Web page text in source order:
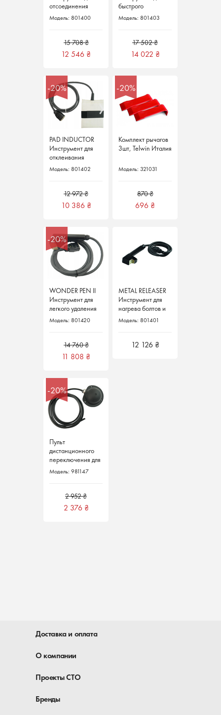
отсоединения
стекла с помощью
Telwin Италия
Модель: 801400
15 708 ₴
12 546 ₴
быстрого
демонтажа стекла
Telwin Италия
Модель: 801403
17 502 ₴
14 022 ₴
-20%
PAD INDUCTOR
Инструмент для
отклеивания
клееных
INDUCTOR 5000
Telwin Италия
Модель: 801402
12 972 ₴
10 386 ₴
-20%
Комплект рычагов
3шт, Telwin Италия
Модель: 321031
870 ₴
696 ₴
-20%
WONDER PEN II
Инструмент для
легкого удаления
вмятин при
Telwin Италия
Модель: 801420
14 760 ₴
11 808 ₴
METAL RELEASER
Инструмент для
нагрева болтов и
гаек при помощи
Telwin Италия
Модель: 801401
12 126 ₴
-20%
Пульт
дистанционного
переключения для
SMART
Модель: 981147
2 952 ₴
2 376 ₴
Доставка и оплата
О компании
Проекты СТО
Бренды